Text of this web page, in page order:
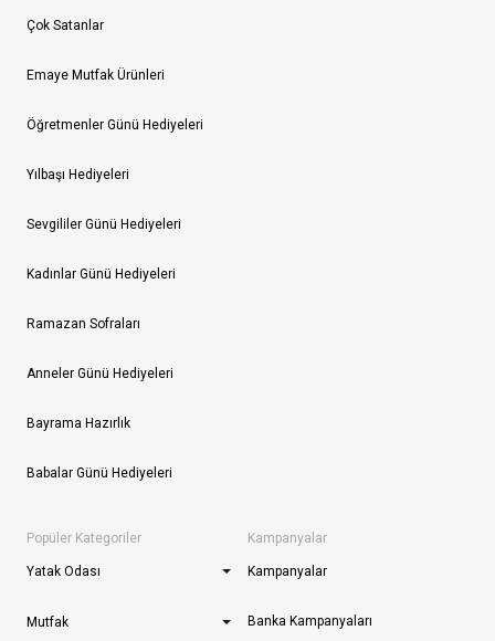
Çok Satanlar
Emaye Mutfak Ürünleri
Öğretmenler Günü Hediyeleri
Yılbaşı Hediyeleri
Sevgililer Günü Hediyeleri
Kadınlar Günü Hediyeleri
Ramazan Sofraları
Anneler Günü Hediyeleri
Bayrama Hazırlık
Babalar Günü Hediyeleri
Popüler Kategoriler
Yatak Odası
Mutfak
Kampanyalar
Kampanyalar
Banka Kampanyaları